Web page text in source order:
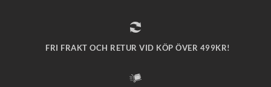
FRI FRAKT OCH RETUR VID KÖP ÖVER 499KR!